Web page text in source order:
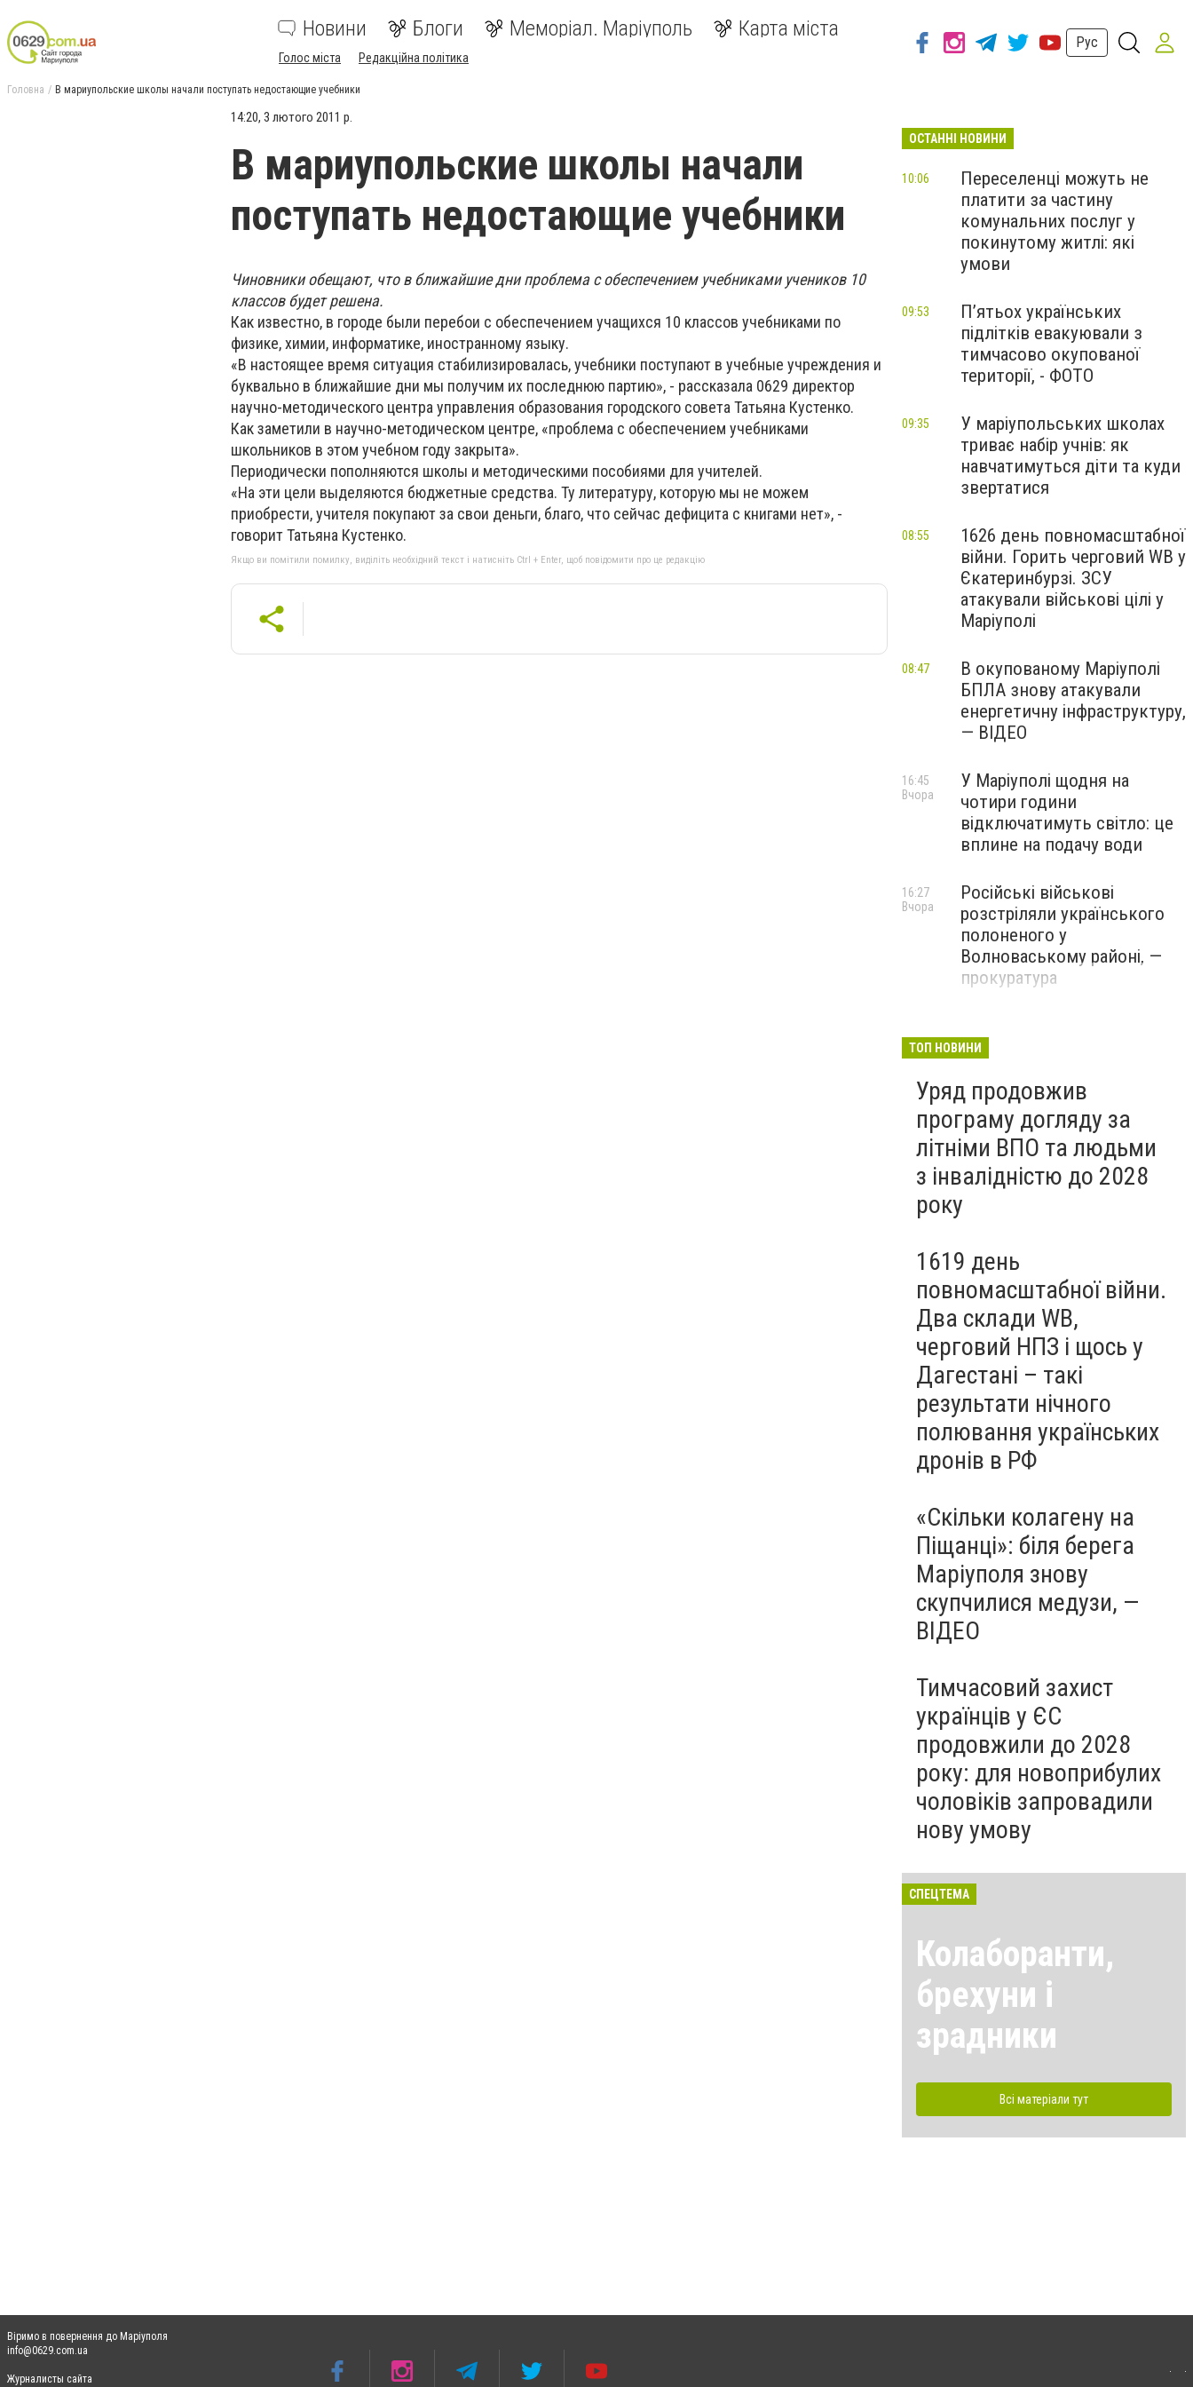
Новини Блоги Меморіал. Маріуполь Карта міста
Голос міста Редакційна політика
Рус
Головна В мариупольские школы начали поступать недостающие учебники
14:20, 3 лютого 2011 р.
В мариупольские школы начали
поступать недостающие учебники
Чиновники обещают, что в ближайшие дни проблема с обеспечением учебниками учеников 10
классов будет решена.
Как известно, в городе были перебои с обеспечением учащихся 10 классов учебниками по
физике, химии, информатике, иностранному языку.
«В настоящее время ситуация стабилизировалась, учебники поступают в учебные учреждения и
буквально в ближайшие дни мы получим их последнюю партию», - рассказала 0629 директор
научно-методического центра управления образования городского совета Татьяна Кустенко.
Как заметили в научно-методическом центре, «проблема с обеспечением учебниками
школьников в этом учебном году закрыта».
Периодически пополняются школы и методическими пособиями для учителей.
«На эти цели выделяются бюджетные средства. Ту литературу, которую мы не можем
приобрести, учителя покупают за свои деньги, благо, что сейчас дефицита с книгами нет», -
говорит Татьяна Кустенко.
Якщо ви помітили помилку, виділіть необхідний текст і натисніть Ctrl + Enter, щоб повідомити про це редакцію
ОСТАННІ НОВИНИ
Переселенці можуть не
платити за частину
комунальних послуг у
покинутому житлі: які
умови
10:06
П’ятьох українських
підлітків евакуювали з
тимчасово окупованої
території, - ФОТО
09:53
У маріупольських школах
триває набір учнів: як
навчатимуться діти та куди
звертатися
09:35
1626 день повномасштабної
війни. Горить черговий WB у
Єкатеринбурзі. ЗСУ
атакували військові цілі у
Маріуполі
08:55
В окупованому Маріуполі
БПЛА знову атакували
енергетичну інфраструктуру,
— ВІДЕО
08:47
У Маріуполі щодня на
чотири години
відключатимуть світло: це
вплине на подачу води
16:45
Вчора
Російські військові
розстріляли українського
полоненого у
Волноваському районі, —
прокуратура
16:27
Вчора
адміністрація оскаржує
судами право власності на
житло
Вчора
ТОП НОВИНИ
Уряд продовжив
програму догляду за
літніми ВПО та людьми
з інвалідністю до 2028
року
1619 день
повномасштабної війни.
Два склади WB,
черговий НПЗ і щось у
Дагестані – такі
результати нічного
полювання українських
дронів в РФ
«Скільки колагену на
Піщанці»: біля берега
Маріуполя знову
скупчилися медузи, —
ВІДЕО
Тимчасовий захист
українців у ЄС
продовжили до 2028
року: для новоприбулих
чоловіків запровадили
нову умову
СПЕЦТЕМА
Колаборанти,
брехуни і
зрадники
Всі матеріали тут
Віримо в повернення до Маріуполя
info@0629.com.ua
Журналисты сайта